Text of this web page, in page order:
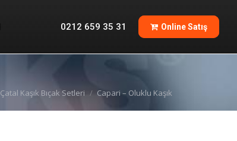
0212 659 35 31 Online Satış
Çatal Kaşık Bıçak Setleri Capari – Oluklu Kaşık
Online Satış